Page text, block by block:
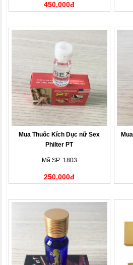
450,000đ
Mua Thuốc Kích Dục nữ Sex
Philter PT
Mã SP: 1803
250,000đ